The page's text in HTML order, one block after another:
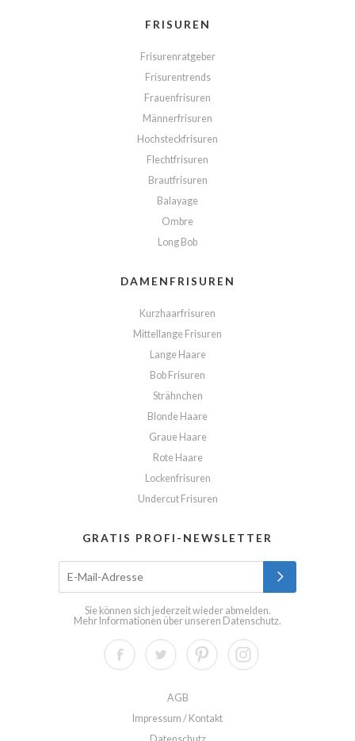
FRISUREN
Frisurenratgeber
Frisurentrends
Frauenfrisuren
Männerfrisuren
Hochsteckfrisuren
Flechtfrisuren
Brautfrisuren
Balayage
Ombre
Long Bob
DAMENFRISUREN
Kurzhaarfrisuren
Mittellange Frisuren
Lange Haare
Bob Frisuren
Strähnchen
Blonde Haare
Graue Haare
Rote Haare
Lockenfrisuren
Undercut Frisuren
GRATIS PROFI-NEWSLETTER
Sie können sich jederzeit wieder abmelden.
Mehr Informationen über unseren Datenschutz.
AGB
Impressum / Kontakt